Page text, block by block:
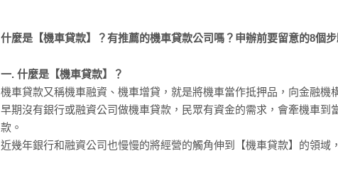
什麼是【機車貸款】？有推薦的機車貸款公司嗎？申辦前要留意的8個步
一. 什麼是【機車貸款】？
機車貸款又稱機車融資、機車增貸，就是將機車當作抵押品，向金融機
早期沒有銀行或融資公司做機車貸款，民眾有資金的需求，會牽機車
款。
近幾年銀行和融資公司也慢慢的將經營的觸角伸到【機車貸款】的領域